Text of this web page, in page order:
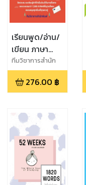
เรียนพูด/อ่าน/
เขียน ภาษา
อังกฤษง่ายๆ
เริ่มได้จาก
Vocab
ทีมวิชาการสำนัก
พิมพ์
276.00 ฿